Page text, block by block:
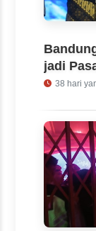
jadi
Wisata
38 hari